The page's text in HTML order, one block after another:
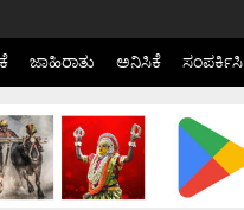
ಜಾಹಿರಾತು ಅನಿಸಿಕೆ ಸಂಪರ್ಕಿಸಿ